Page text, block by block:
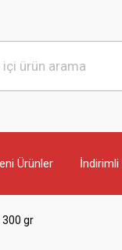
Ürünler İndirimli
gr